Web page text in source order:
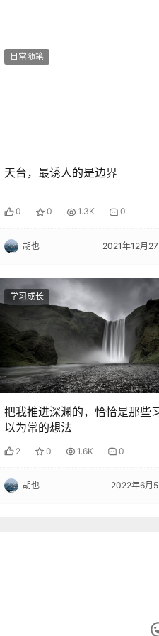
日常随笔
天台，最诱人的是边界
0 0 1.3K 0
胡也 2021年12月
学习成长
把我推进深渊的，恰恰是那些
以为常的想法
2 0 1.6K 0
胡也 2022年6月